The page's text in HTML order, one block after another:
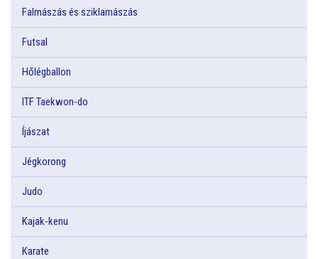
Falmászás és sziklamászás
Futsal
Hőlégballon
ITF Taekwon-do
Íjászat
Jégkorong
Judo
Kajak-kenu
Karate